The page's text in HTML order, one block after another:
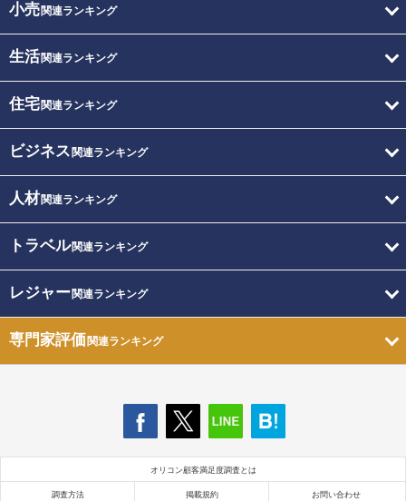
小売関連ランキング
生活関連ランキング
住宅関連ランキング
ビジネス 関連ランキング
人材関連ランキング
トラベル関連ランキング
レジャー関連ランキング
専門家評価関連ランキング
オリコン顧客満足度調査とは
調査方法 掲載規約 お問い合わせ